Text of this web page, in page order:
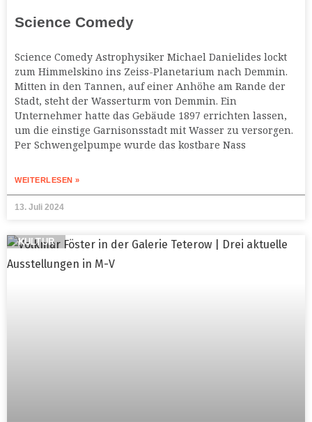
Science Comedy
Science Comedy Astrophysiker Michael Danielides lockt
zum Himmelskino ins Zeiss-Planetarium nach Demmin.
Mitten in den Tannen, auf einer Anhöhe am Rande der
Stadt, steht der Wasserturm von Demmin. Ein
Unternehmer hatte das Gebäude 1897 errichten lassen,
um die einstige Garnisonsstadt mit Wasser zu versorgen.
Per Schwengelpumpe wurde das kostbare Nass
WEITERLESEN »
13. Juli 2024
KULTUR